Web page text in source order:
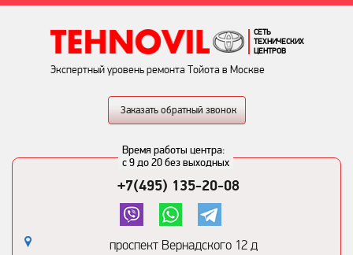
СЕТЬ
ТЕХНИЧЕСКИХ
ЦЕНТРОВ
Экспертный уровень ремонта Тойота в Москве
Заказать обратный звонок
Время работы центра:
с 9 до 20 без выходных
+7(495) 135-20-08
проспект Вернадского 12 д